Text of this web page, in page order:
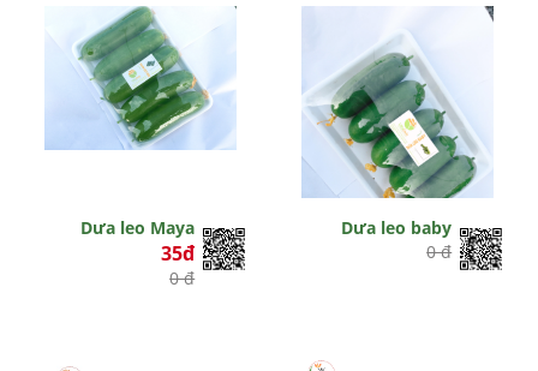
Dưa leo Maya
35đ
0 đ
Dưa leo baby
0 đ